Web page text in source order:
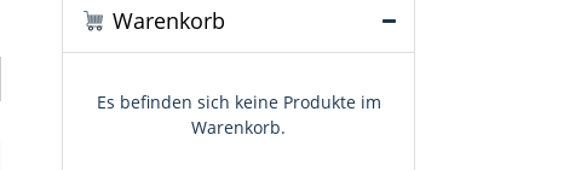
Warenkorb
Es befinden sich keine Produkte im
Warenkorb.